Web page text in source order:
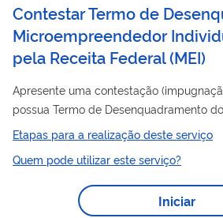
Contestar Termo de
Microempreendedor
pela Receita Federal(MEI)
Apresente uma contestação
possua Termo de Desenquadramento
recolhimento em valores fixos mensais
Individual- MEI) emitido pela Receita
concorde com os motivos indicados no termo.
serviço é exclusivo para exclusões feitas
Etapas para a realização deste serviço
Quem pode utilizar este serviço?
Iniciar